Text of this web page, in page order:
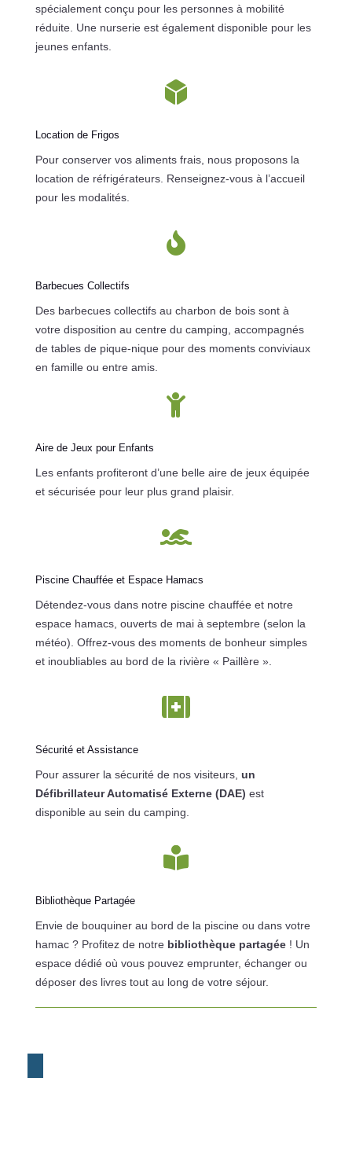
spécialement conçu pour les personnes à mobilité
réduite. Une nurserie est également disponible pour les
jeunes enfants.

Location de Frigos
Pour conserver vos aliments frais, nous proposons la
location de réfrigérateurs. Renseignez-vous à l’accueil
pour les modalités.

Barbecues Collectifs
Des barbecues collectifs au charbon de bois sont à
votre disposition au centre du camping, accompagnés
de tables de pique-nique pour des moments conviviaux
en famille ou entre amis.

Aire de Jeux pour Enfants
Les enfants profiteront d’une belle aire de jeux équipée
et sécurisée pour leur plus grand plaisir.

Piscine Chauffée et Espace Hamacs
Détendez-vous dans notre piscine chauffée et notre
espace hamacs, ouverts de mai à septembre (selon la
météo). Offrez-vous des moments de bonheur simples
et inoubliables au bord de la rivière « Paillère ».

Sécurité et Assistance
Pour assurer la sécurité de nos visiteurs, un
Défibrillateur Automatisé Externe (DAE) est
disponible au sein du camping.

Bibliothèque Partagée
Envie de bouquiner au bord de la piscine ou dans votre
hamac ? Profitez de notre bibliothèque partagée! Un
espace dédié où vous pouvez emprunter, échanger ou
déposer des livres tout au long de votre séjour.